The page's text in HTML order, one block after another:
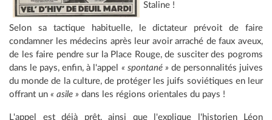
Staline !
Selon sa tactique habituelle, le dictateur prévoit de faire
condamner les médecins après leur avoir arraché de faux aveux,
de les faire pendre sur la Place Rouge, de susciter des pogroms
dans le pays, enfin, à l'appel « spontané » de personnalités juives
du monde de la culture, de protéger les juifs soviétiques en leur
offrant un « asile » dans les régions orientales du pays !
L'appel est déjà prêt, ainsi que l'explique l'historien Léon